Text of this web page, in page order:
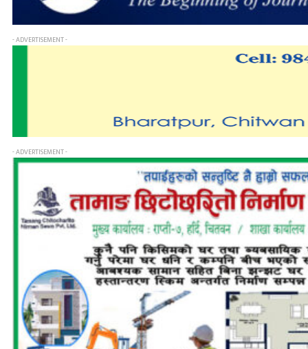
- ADVERTISEMENT -
- ADVERTISEMENT -